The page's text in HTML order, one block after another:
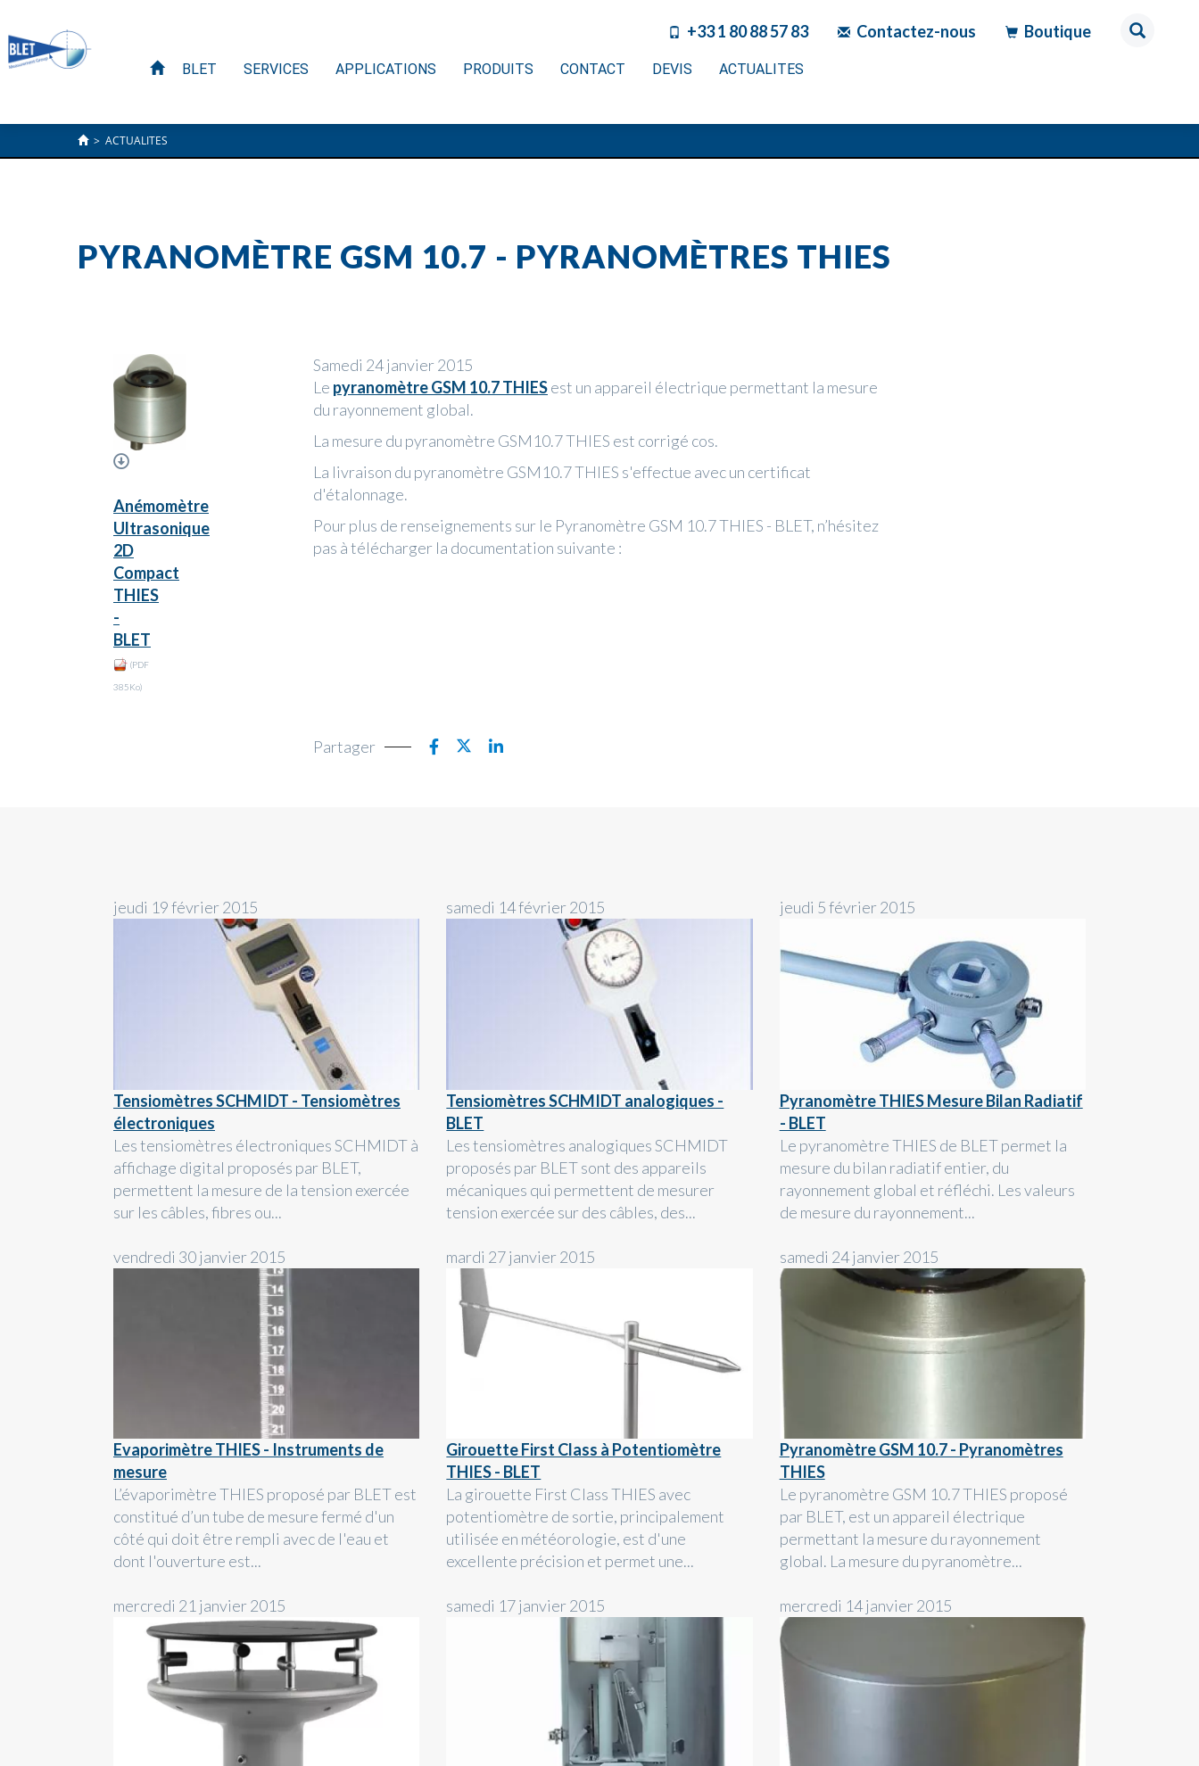
+33 1 80 88 57 83 Contactez-nous Boutique
BLET SERVICES APPLICATIONS PRODUITS CONTACT DEVIS ACTUALITES
> ACTUALITES
PYRANOMÈTRE GSM 10.7 - PYRANOMÈTRES THIES
Anémomètre
Ultrasonique
2D
Compact
THIES
-
BLET
(PDF
385Ko)
Samedi 24 janvier 2015
Le pyranomètre GSM 10.7 THIESest un appareil électrique permettant la mesure
du rayonnement global.
La mesure du pyranomètre GSM10.7 THIES est corrigé cos.
La livraison du pyranomètre GSM10.7 THIES s'effectue avec un certificat
d'étalonnage.
Pour plus de renseignements sur le Pyranomètre GSM 10.7 THIES - BLET, n’hésitez
pas à télécharger la documentation suivante :
Partager
jeudi 19 février 2015
Tensiomètres SCHMIDT - Tensiomètres
électroniques
Les tensiomètres électroniques SCHMIDT à
affichage digital proposés par BLET,
permettent la mesure de la tension exercée
sur les câbles, fibres ou...
vendredi 30 janvier 2015
Evaporimètre THIES - Instruments de
mesure
L’évaporimètre THIES proposé par BLET est
constitué d’un tube de mesure fermé d'un
côté qui doit être rempli avec de l'eau et
dont l'ouverture est...
mercredi 21 janvier 2015
samedi 14 février 2015
Tensiomètres SCHMIDT analogiques -
BLET
Les tensiomètres analogiques SCHMIDT
proposés par BLET sont des appareils
mécaniques qui permettent de mesurer
tension exercée sur des câbles, des...
mardi 27 janvier 2015
Girouette First Class à Potentiomètre
THIES - BLET
La girouette First Class THIES avec
potentiomètre de sortie, principalement
utilisée en météorologie, est d'une
excellente précision et permet une...
samedi 17 janvier 2015
jeudi 5 février 2015
Pyranomètre THIES Mesure Bilan Radiatif
- BLET
Le pyranomètre THIES de BLET permet la
mesure du bilan radiatif entier, du
rayonnement global et réfléchi. Les valeurs
de mesure du rayonnement...
samedi 24 janvier 2015
Pyranomètre GSM 10.7 - Pyranomètres
THIES
Le pyranomètre GSM 10.7 THIES proposé
par BLET, est un appareil électrique
permettant la mesure du rayonnement
global. La mesure du pyranomètre...
mercredi 14 janvier 2015